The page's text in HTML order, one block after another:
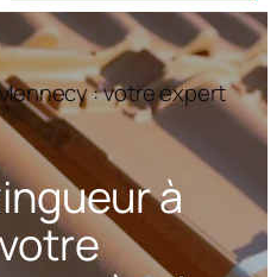
: votre expert
à